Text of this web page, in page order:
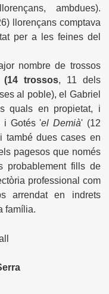
ambdues).
llorençans comptava
per a les feines del
nombre de trossos
(14 trossos, 11 dels
al poble), el Gabriel
quals en propietat, i
i Gotés 'el Demià' (12
també dues cases en
pagesos que només
probablement fills de
professional com
arrendat en indrets
família.